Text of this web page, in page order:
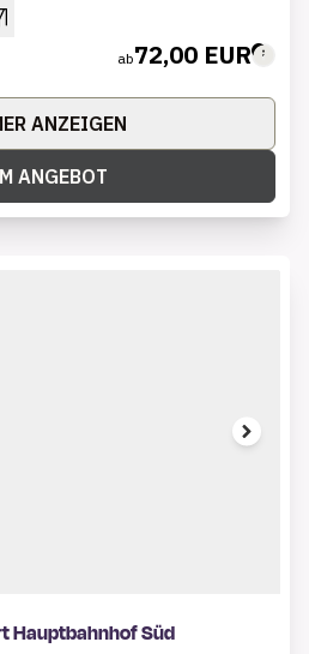
ab72,00 EUR
ANZEIGEN
ANGEBOT
Hauptbahnhof Süd